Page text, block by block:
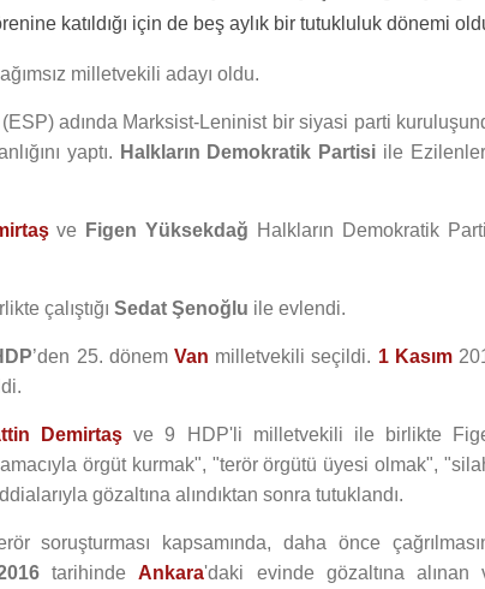
katıldığı için de beş aylık bir tutukluluk dönemi
milletvekili adayı oldu.
(ESP) adında Marksist-Leninist bir siyasi parti
yaptı. Halkların Demokratik Partisi ile
ve Figen Yüksekdağ Halkların Demokratik
çalıştığı Sedat Şenoğlu ile evlendi.
’den 25. dönemVan milletvekili seçildi. 1 Kasım
Demirtaş ve 9 HDP'li milletvekili ile birlikte
örgüt kurmak", "terör örgütü üyesi olmak",
gözaltına alındıktan sonra tutuklandı.
soruşturması kapsamında, daha önce
tarihindeAnkara'daki evinde gözaltına alınan